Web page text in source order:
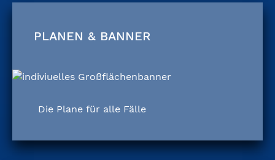
PLANEN & BANNER
Die Plane für alle Fälle